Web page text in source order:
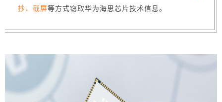
抄、截屏等方式窃取华为海思芯片技术信息。